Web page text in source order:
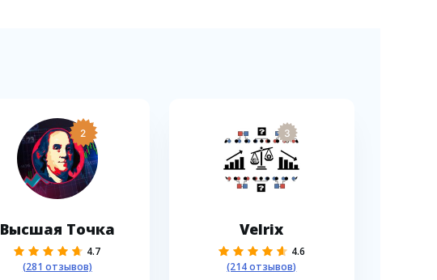
2
Высшая Точка
4.7
(281 отзывов)
3
Velrix
4.6
(214 отзывов)